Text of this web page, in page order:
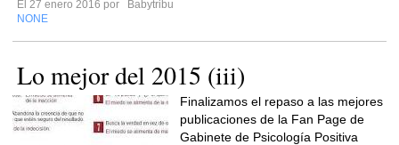
El 27 enero 2016 por
Babytribu
NONE
Lo mejor del 2015 (iii)
Finalizamos el repaso a las mejores
publicaciones de la Fan Page de
Gabinete de Psicología Positiva